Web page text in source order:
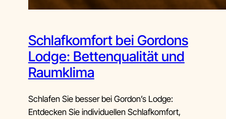
Schlafkomfort bei Gordons
Lodge: Bettenqualität und
Raumklima
Schlafen Sie besser bei Gordon’s Lodge:
Entdecken Sie individuellen Schlafkomfort,